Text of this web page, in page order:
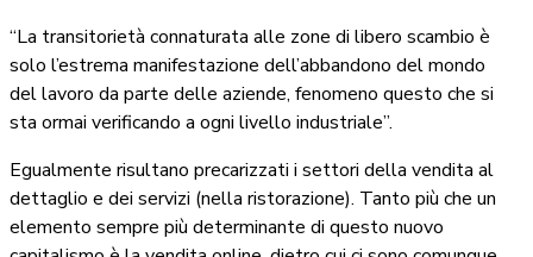
“La transitorietà connaturata alle zone di libero scambio è
solo l’estrema manifestazione dell’abbandono del mondo
del lavoro da parte delle aziende, fenomeno questo che si
sta ormai verificando a ogni livello industriale”.
Egualmente risultano precarizzati i settori della vendita al
dettaglio e dei servizi (nella ristorazione). Tanto più che un
elemento sempre più determinante di questo nuovo